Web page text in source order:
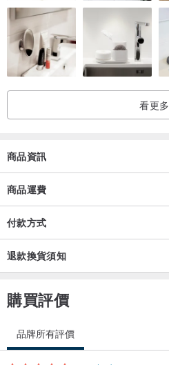
看更多
商品資訊
商品運費
付款方式
退款換貨須知
購買評價
品牌所有評價